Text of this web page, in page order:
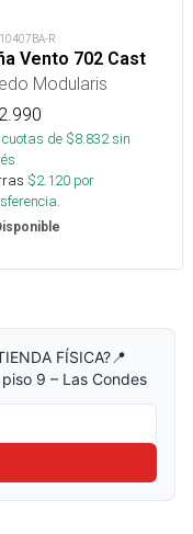
R
Vento 702 Cast
Modularis
cuotas de $8.832sin
$2.120 por
FÍSICA?📍
9 – Las Condes